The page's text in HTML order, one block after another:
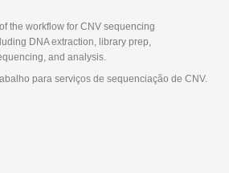
para serviços de sequenciação de CNV.